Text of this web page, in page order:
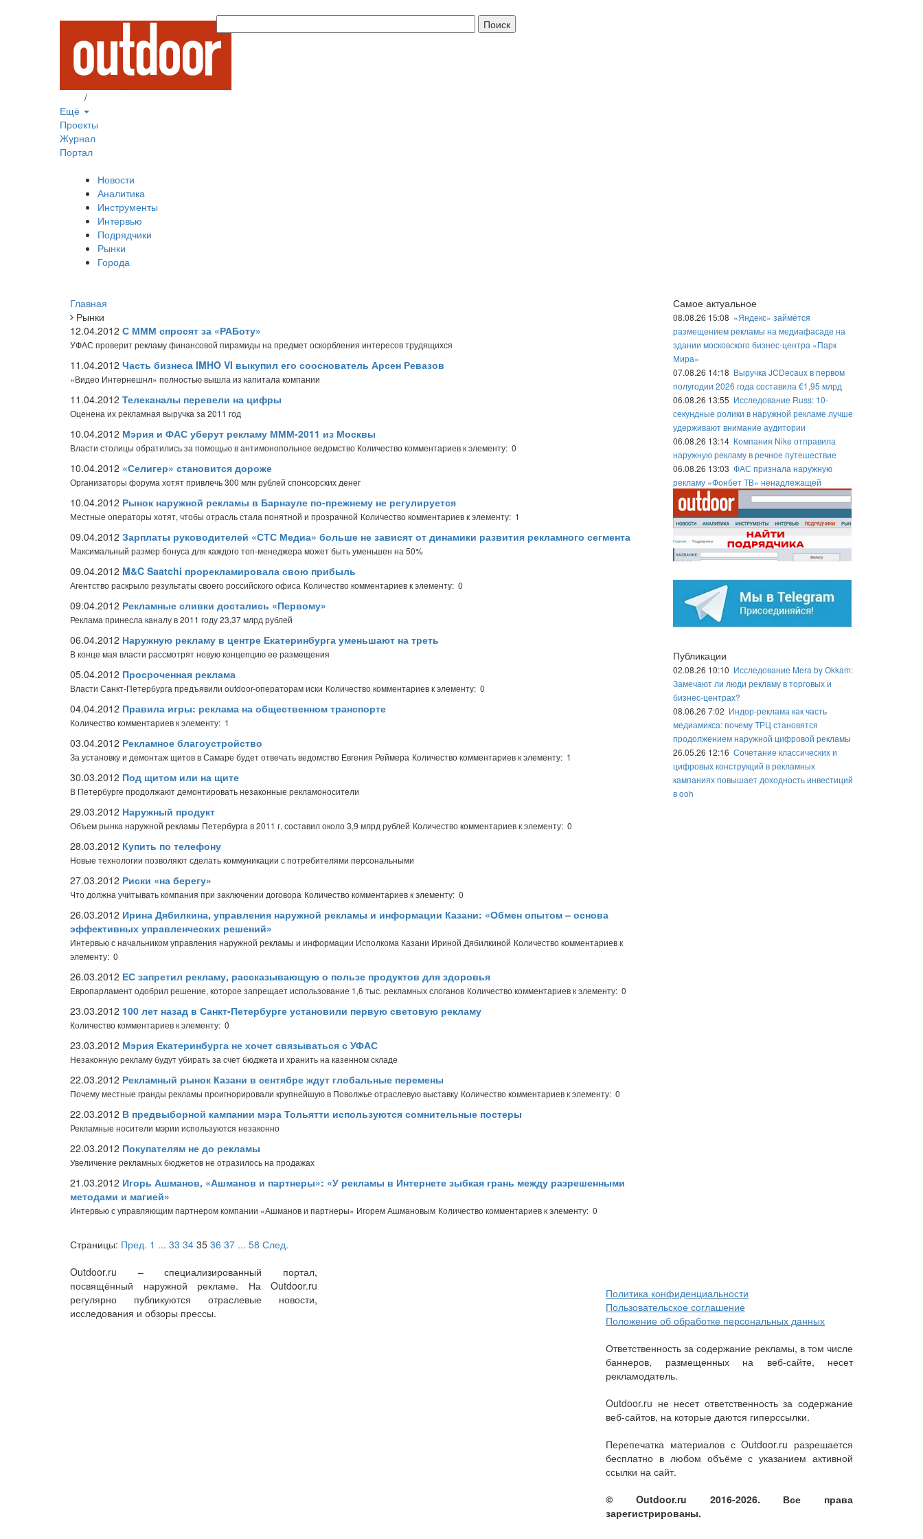
/
Ещё
Проекты
Журнал
Портал
Новости
Аналитика
Инструменты
Интервью
Подрядчики
Рынки
Города
Главная
Рынки
12.04.2012 С МММ спросят за «РАБоту»
УФАС проверит рекламу финансовой пирамиды на предмет оскорбления интересов трудящихся
11.04.2012 Часть бизнеса IMHO VI выкупил его сооснователь Арсен Ревазов
«Видео Интернешнл» полностью вышла из капитала компании
11.04.2012 Телеканалы перевели на цифры
Оценена их рекламная выручка за 2011 год
10.04.2012 Мэрия и ФАС уберут рекламу МММ-2011 из Москвы
Власти столицы обратились за помощью в антимонопольное ведомство Количество комментариев к элементу: 0
10.04.2012 «Селигер» становится дороже
Организаторы форума хотят привлечь 300 млн рублей спонсорских денег
10.04.2012 Рынок наружной рекламы в Барнауле по-прежнему не регулируется
Местные операторы хотят, чтобы отрасль стала понятной и прозрачной Количество комментариев к элементу: 1
09.04.2012 Зарплаты руководителей «СТС Медиа» больше не зависят от динамики развития рекламного сегмента
Максимальный размер бонуса для каждого топ-менеджера может быть уменьшен на 50%
09.04.2012 M&C Saatchi прорекламировала свою прибыль
Агентство раскрыло результаты своего российского офиса Количество комментариев к элементу: 0
09.04.2012 Рекламные сливки достались «Первому»
Реклама принесла каналу в 2011 году 23,37 млрд рублей
06.04.2012 Наружную рекламу в центре Екатеринбурга уменьшают на треть
В конце мая власти рассмотрят новую концепцию ее размещения
05.04.2012 Просроченная реклама
Власти Санкт-Петербурга предъявили outdoor-операторам иски Количество комментариев к элементу: 0
04.04.2012 Правила игры: реклама на общественном транспорте
Количество комментариев к элементу: 1
03.04.2012 Рекламное благоустройство
За установку и демонтаж щитов в Самаре будет отвечать ведомство Евгения Реймера Количество комментариев к элементу: 1
30.03.2012 Под щитом или на щите
В Петербурге продолжают демонтировать незаконные рекламоносители
29.03.2012 Наружный продукт
Объем рынка наружной рекламы Петербурга в 2011 г. составил около 3,9 млрд рублей Количество комментариев к элементу: 0
28.03.2012 Купить по телефону
Новые технологии позволяют сделать коммуникации с потребителями персональными
27.03.2012 Риски «на берегу»
Что должна учитывать компания при заключении договора Количество комментариев к элементу: 0
26.03.2012 Ирина Дябилкина, управления наружной рекламы и информации Казани: «Обмен опытом – основа
эффективных управленческих решений»
Интервью с начальником управления наружной рекламы и информации Исполкома Казани Ириной Дябилкиной Количество комментариев к
элементу: 0
26.03.2012 ЕС запретил рекламу, рассказывающую о пользе продуктов для здоровья
Европарламент одобрил решение, которое запрещает использование 1,6 тыс. рекламных слоганов Количество комментариев к элементу: 0
23.03.2012 100 лет назад в Санкт-Петербурге установили первую световую рекламу
Количество комментариев к элементу: 0
23.03.2012 Мэрия Екатеринбурга не хочет связываться с УФАС
Незаконную рекламу будут убирать за счет бюджета и хранить на казенном складе
22.03.2012 Рекламный рынок Казани в сентябре ждут глобальные перемены
Почему местные гранды рекламы проигнорировали крупнейшую в Поволжье отраслевую выставку Количество комментариев к элементу: 0
22.03.2012 В предвыборной кампании мэра Тольятти используются сомнительные постеры
Рекламные носители мэрии используются незаконно
22.03.2012 Покупателям не до рекламы
Увеличение рекламных бюджетов не отразилось на продажах
21.03.2012 Игорь Ашманов, «Ашманов и партнеры»: «У рекламы в Интернете зыбкая грань между разрешенными
методами и магией»
Интервью с управляющим партнером компании «Ашманов и партнеры» Игорем Ашмановым Количество комментариев к элементу: 0
Страницы: Пред. 1 ... 33 34 35 36 37 ... 58 След.
Самое актуальное
08.08.26 15:08 «Яндекс» займётся
размещением рекламы на медиафасаде на
здании московского бизнес-центра «Парк
Мира»
07.08.26 14:18 Выручка JCDecaux в первом
полугодии 2026 года составила €1,95 млрд
06.08.26 13:55 Исследование Russ: 10-
секундные ролики в наружной рекламе лучше
удерживают внимание аудитории
06.08.26 13:14 Компания Nike отправила
наружную рекламу в речное путешествие
06.08.26 13:03 ФАС признала наружную
рекламу «Фонбет ТВ» ненадлежащей
Публикации
02.08.26 10:10 Исследование Mera by Okkam:
Замечают ли люди рекламу в торговых и
бизнес-центрах?
08.06.26 7:02 Индор-реклама как часть
медиамикса: почему ТРЦ становятся
продолжением наружной цифровой рекламы
26.05.26 12:16 Сочетание классических и
цифровых конструкций в рекламных
кампаниях повышает доходность инвестиций
в ooh
Outdoor.ru – специализированный портал,
посвящённый наружной рекламе. На Outdoor.ru
регулярно публикуются отраслевые новости,
исследования и обзоры прессы.
Политика конфиденциальности
Пользовательское соглашение
Положение об обработке персональных данных
Ответственность за содержание рекламы, в том числе
баннеров, размещенных на веб-сайте, несет
рекламодатель.
Outdoor.ru не несет ответственность за содержание
веб-сайтов, на которые даются гиперссылки.
Перепечатка материалов с Outdoor.ru разрешается
бесплатно в любом объёме с указанием активной
ссылки на сайт.
© Outdoor.ru 2016-2026. Все права
зарегистрированы.